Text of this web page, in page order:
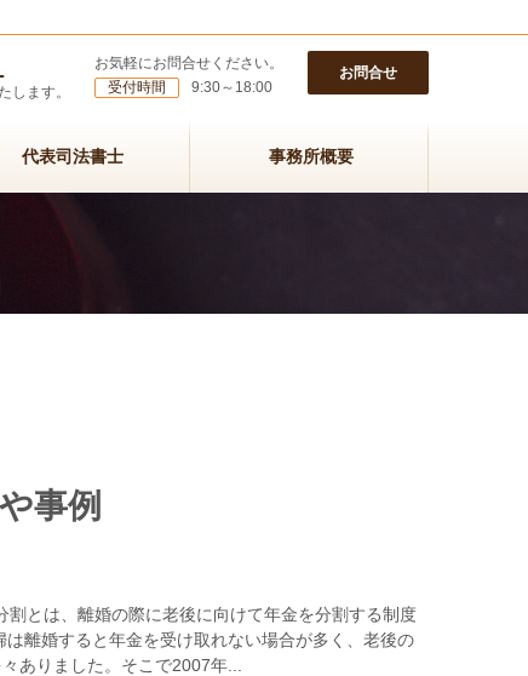
します。
お気軽にお問合せください。
受付時間
9:30～18:00
お問合せ
代表司法書士 事務所概要
事例
割とは、離婚の際に老後に向けて年金を分割する制度
は離婚すると年金を受け取れない場合が多く、老後の
ありました。そこで2007年...